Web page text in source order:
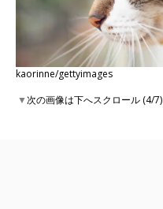
kaorinne/gettyimages
▼次の画像は下へスクロール (4/7)